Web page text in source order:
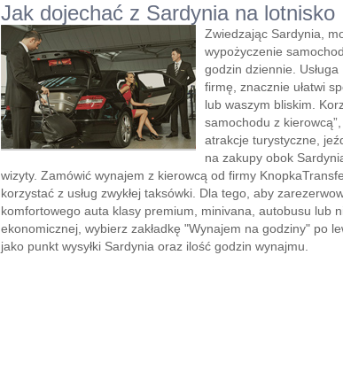
Jak dojechać z Sardynia na lotnisko
Zwiedzając Sardynia,
wypożyczenie
godzin dziennie.
firmę, znacznie ułatwi
lub waszym bliskim.
samochodu z
atrakcje turystyczne,
na zakupy obok
wizyty. Zamówić wynajem z kierowcą od firmy
korzystać z usług zwykłej taksówki. Dla tego, aby
komfortowego auta klasy premium, minivana, autobusu lub
ekonomicznej, wybierz zakładkę "Wynajem na godziny" po
jako punkt wysyłki Sardynia oraz ilość godzin wynajmu.